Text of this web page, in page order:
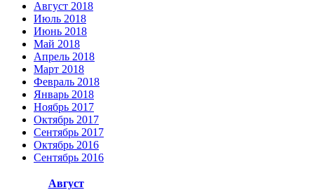
Август 2018
Июль 2018
Июнь 2018
Май 2018
Апрель 2018
Март 2018
Февраль 2018
Январь 2018
Ноябрь 2017
Октябрь 2017
Сентябрь 2017
Октябрь 2016
Сентябрь 2016
Август